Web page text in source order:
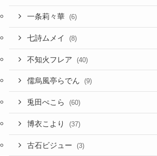
一条莉々華 (6)
七詩ムメイ (8)
不知火フレア (40)
儒烏風亭らでん (9)
兎田ぺこら (60)
博衣こより (37)
古石ビジュー (3)